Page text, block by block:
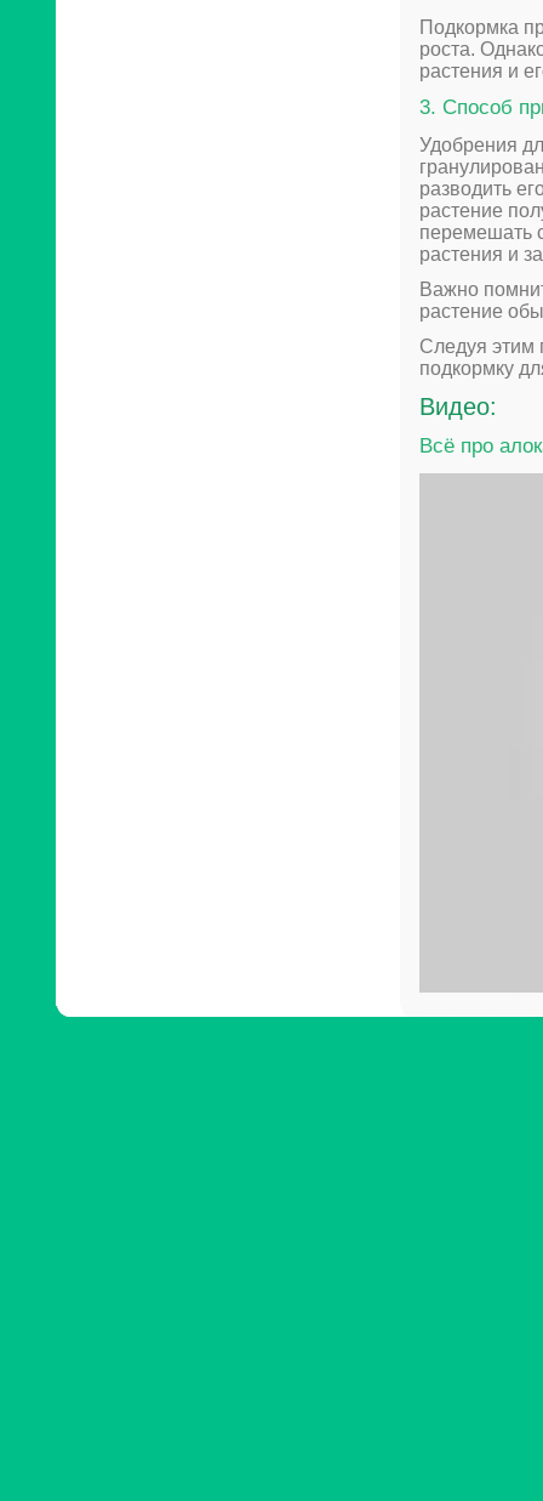
Подкормка
роста.
растения и
3. Способ
Удобрения
разводить
растение
перемешать
растения и
Важно
растение
Следуя этим
подкормку
Видео:
Всё про